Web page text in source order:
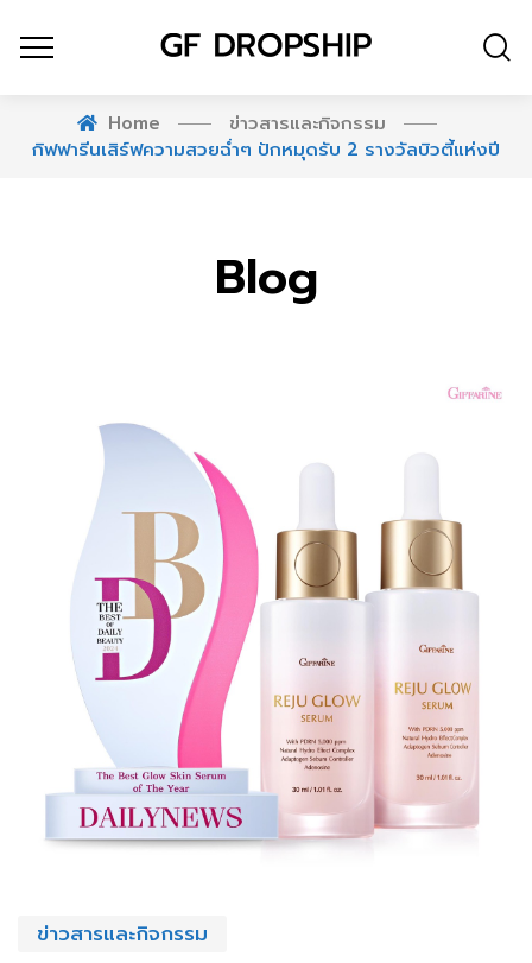
Home
ข่าวสารและกิจกรรม
กิฟฟารีนเสิร์ฟความสวยฉ่ำๆ ปักหมุดรับ 2 รางวัลบิวตี้แห่งปี
Blog
ข่าวสารและกิจกรรม